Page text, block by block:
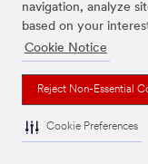
navigation, analyze
based on your
Cookie Notice
Reject Non-Essential
Cookie Preferences